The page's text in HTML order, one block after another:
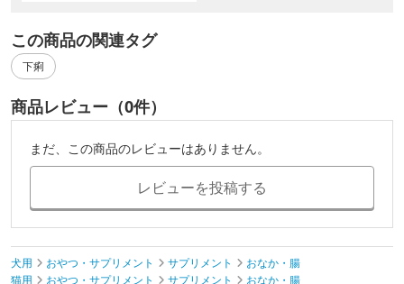
この商品の関連タグ
下痢
商品レビュー（0件）
まだ、この商品のレビューはありません。
レビューを投稿する
犬用 おやつ・サプリメント サプリメント
おなか・腸
猫用
おやつ・サプリメント サプリメント
おなか・腸